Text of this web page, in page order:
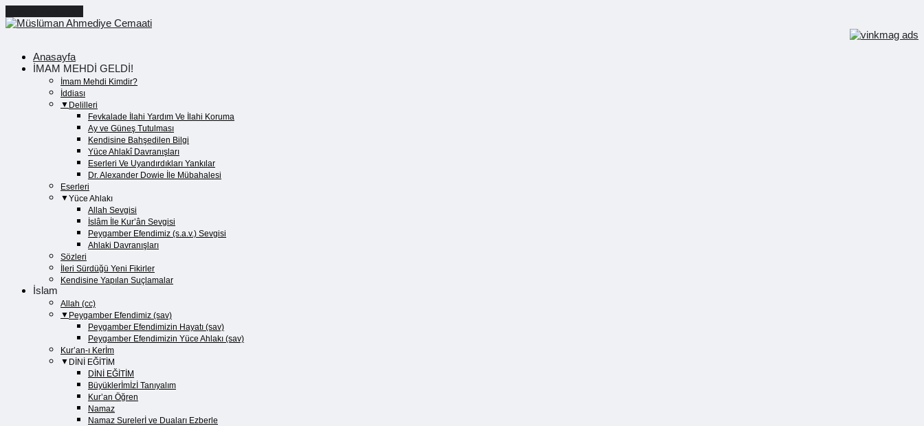
Anasayfa
İMAM MEHDİ GELDİ!
İmam Mehdi Kimdir?
İddiası
Delilleri
Fevkalade İlahi Yardım Ve İlahi Koruma
Ay ve Güneş Tutulması
Kendisine Bahşedilen Bilgi
Yüce Ahlakî Davranışları
Eserleri Ve Uyandırdıkları Yankılar
Dr. Alexander Dowie İle Mübahalesi
Eserleri
Yüce Ahlakı
Allah Sevgisi
İslâm İle Kur’ân Sevgisi
Peygamber Efendimiz (s.a.v.) Sevgisi
Ahlaki Davranışları
Sözleri
İleri Sürdüğü Yeni Fikirler
Kendisine Yapılan Suçlamalar
İslam
Allah (cc)
Peygamber Efendimiz (sav)
Peygamber Efendimizin Hayatı (sav)​
Peygamber Efendimizin Yüce Ahlakı (sav)​
Kur’an-ı Kerİm
DİNİ EĞİTİM
DİNİ EĞİTİM
Büyüklerİmİzİ Tanıyalım
Kur’an Öğren
Namaz
Namaz Surelerİ ve Duaları Ezberle